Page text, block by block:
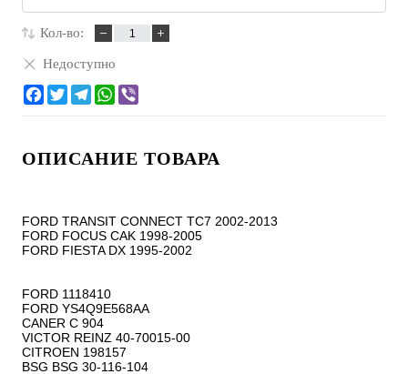
Кол-во:
Недоступно
ОПИСАНИЕ ТОВАРА
FORD TRANSIT CONNECT TC7 2002-2013
FORD FOCUS CAK 1998-2005
FORD FIESTA DX 1995-2002
FORD 1118410
FORD YS4Q9E568AA
CANER C 904
VICTOR REINZ 40-70015-00
CITROEN 198157
BSG BSG 30-116-104